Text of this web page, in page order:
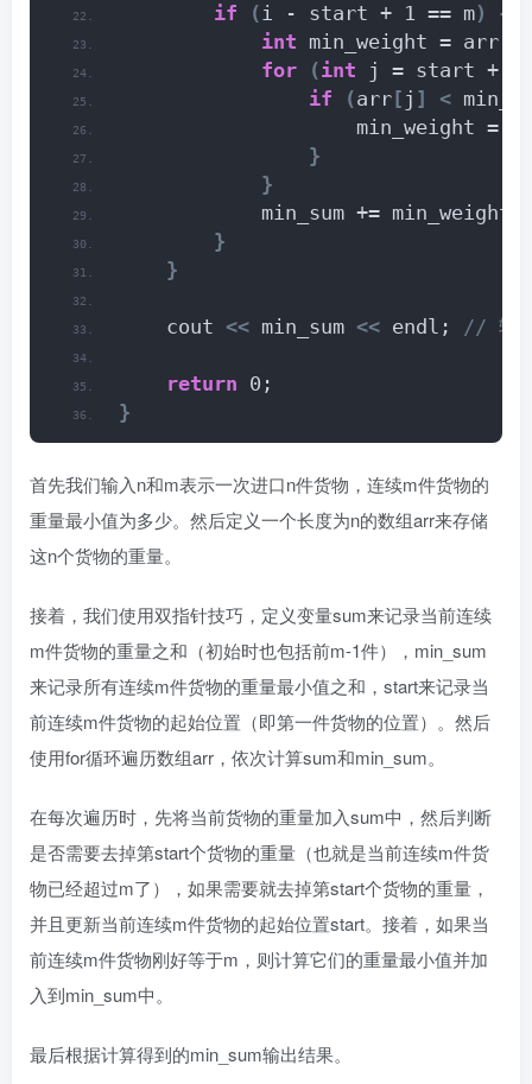
if
(i - start + 1 == m) {
int min_weight = arr
for
(int j = start +
if
(arr [ j ] <
min_weight =
}
}
            min_sum += min_weight;
}
}
    cout
<< min_sum << endl; // 输
return 0;
}
首先我们输入n和m表示一次进口n件货物，连续m件货物的
重量最小值为多少。然后定义一个长度为n的数组arr来存储
这n个货物的重量。
接着，我们使用双指针技巧，定义变量sum来记录当前连续
m件货物的重量之和（初始时也包括前m-1件），min_sum
来记录所有连续m件货物的重量最小值之和，start来记录当
前连续m件货物的起始位置（即第一件货物的位置）。然后
使用for循环遍历数组arr，依次计算sum和min_sum。
在每次遍历时，先将当前货物的重量加入sum中，然后判断
是否需要去掉第start个货物的重量（也就是当前连续m件货
物已经超过m了），如果需要就去掉第start个货物的重量，
并且更新当前连续m件货物的起始位置start。接着，如果当
前连续m件货物刚好等于m，则计算它们的重量最小值并加
入到min_sum中。
最后根据计算得到的min_sum输出结果。